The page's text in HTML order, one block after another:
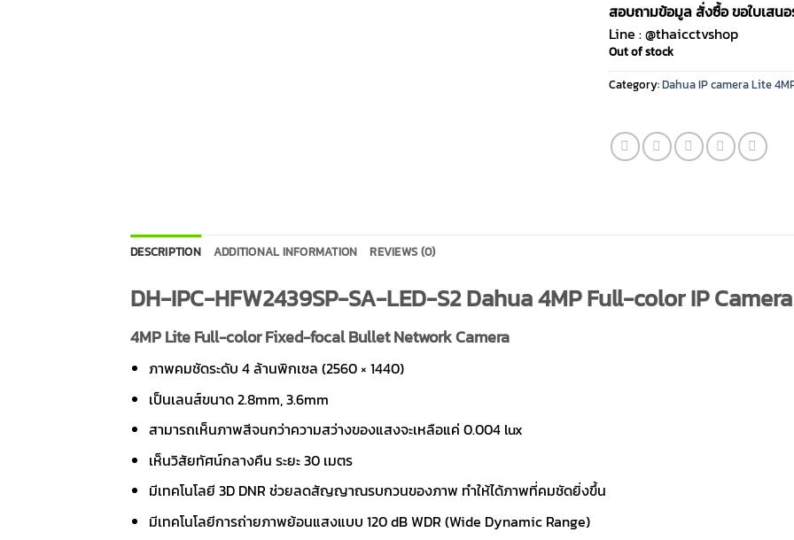
สอบถามข้อมูล สั่งซื้อ ขอใบเสนอ
Line : @thaicctvshop
Out of stock
Category:Dahua IP camera Lite
DESCRIPTION ADDITIONAL INFORMATION REVIEWS (0)
DH-IPC-HFW2439SP-SA-LED-S2 Dahua 4MP Full-color IP Camera
4MP Lite Full-color Fixed-focal Bullet Network Camera
ภาพคมชัดระดับ 4 ล้านพิกเซล (2560 × 1440)
เป็นเลนส์ขนาด 2.8mm, 3.6mm
สามารถเห็นภาพสีจนกว่าความสว่างของแสงจะเหลือแค่ 0.004 lux
เห็นวิสัยทัศน์กลางคืน ระยะ 30 เมตร
มีเทคโนโลยี 3D DNR ช่วยลดสัญญาณรบกวนของภาพ ทำให้ได้ภาพที่คมชัดยิ่งขึ้น
มีเทคโนโลยีการถ่ายภาพย้อนแสงแบบ 120 dB WDR (Wide Dynamic Range)